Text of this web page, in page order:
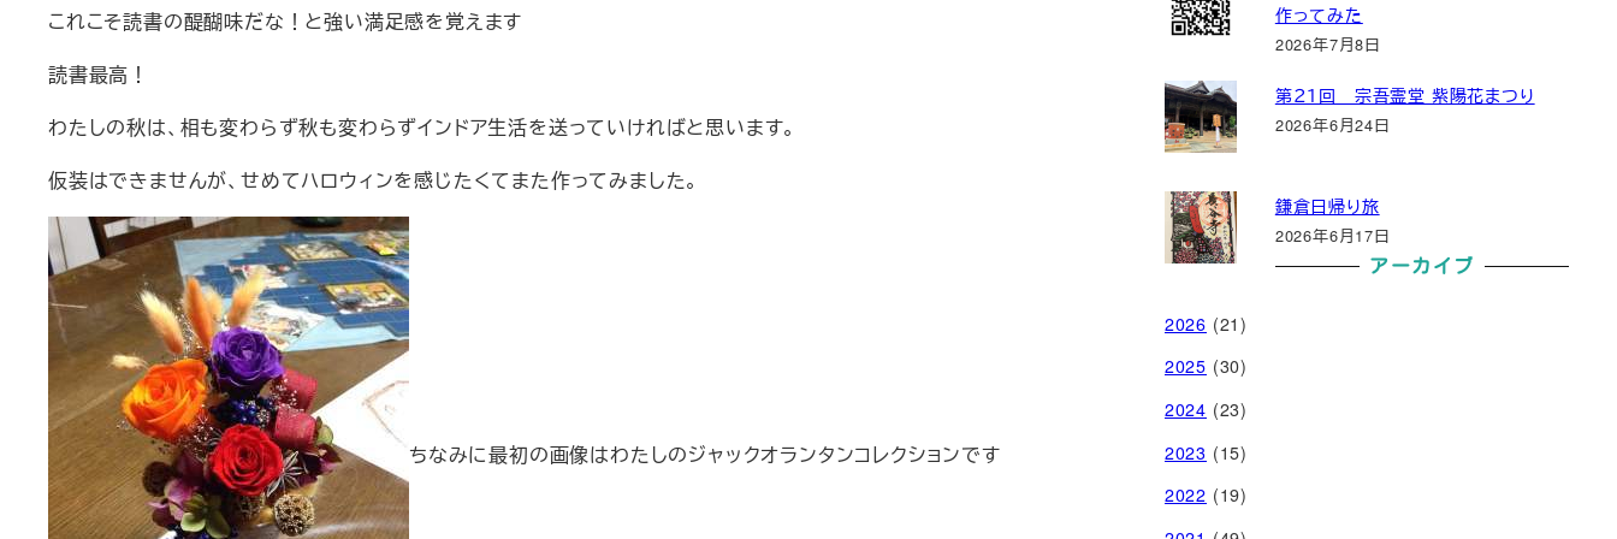
これこそ読書の醍醐味だな！と強い満足感を覚えます
読書最高！
わたしの秋は、相も変わらず秋も変わらずインドア生活を送っていければと思います。
仮装はできませんが、せめてハロウィンを感じたくてまた作ってみました。
ちなみに最初の画像はわたしのジャックオランタンコレクションです
作ってみた
2026年7月8日
第２１回 宗吾霊堂 紫陽花まつり
2026年6月24日
鎌倉日帰り旅
2026年6月17日
アーカイブ
2026 (21)
2025 (30)
2024 (23)
2023 (15)
2022 (19)